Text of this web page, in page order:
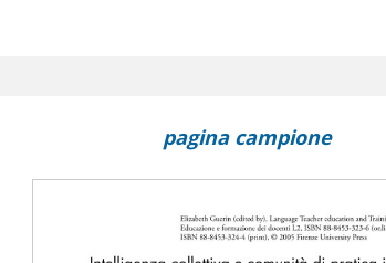
in Finland
Communicator
pagina campione